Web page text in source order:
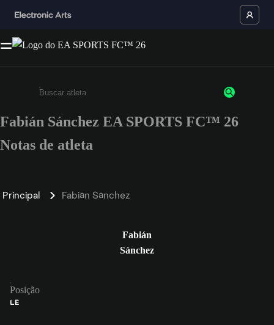
Insira pelo menos 3 caracteres ou números
Fabián Sánchez EA SPORTS FC™ 26
Notas de atleta
Principal Fabián Sánchez
Fabián
Sánchez
Posição
LE